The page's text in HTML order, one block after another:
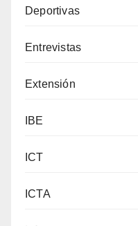
Deportivas
Entrevistas
Extensión
IBE
ICT
ICTA